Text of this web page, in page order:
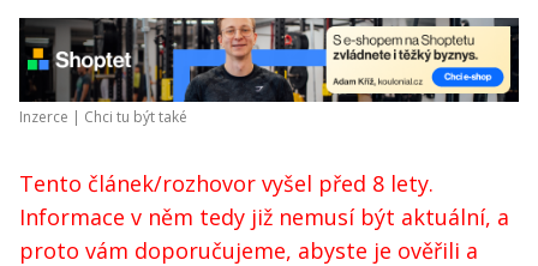
Inzerce | Chci tu být také
Tento článek/rozhovor vyšel před 8 lety.
Informace v něm tedy již nemusí být aktuální, a
proto vám doporučujeme, abyste je ověřili a